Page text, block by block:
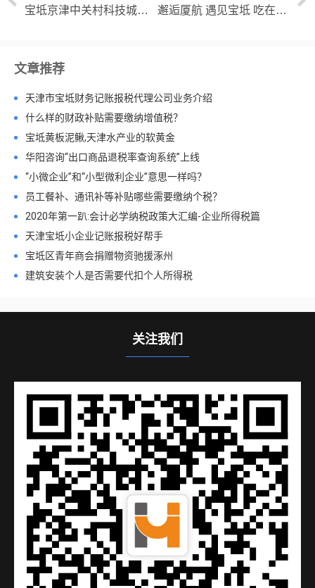
宝坻京津中关村科技城对接整车做好配套 打造零配件产业链
邂逅厦航 遇见宝坻 吃在宝坻 乐享生活
文章推荐
天津市宝坻财务记账报税代理公司业务介绍
什么样的财政补贴需要缴纳增值税？
宝坻黄板泥鳅,天津水产业的软黄金
华阳咨询“出口商品退税率查询系统”上线
“小微企业”和“小型微利企业”意思一样吗？
员工餐补、通讯补等补贴哪些需要缴纳个税？
2020年第一趴:会计必学纳税政策大汇编-企业所得税篇
天津宝坻小企业记账报税好帮手
宝坻区青年商会捐赠物资驰援涿州
建筑安装个人是否需要代扣个人所得税
关注我们